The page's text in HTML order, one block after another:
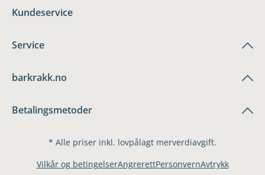
Kundeservice
Service
barkrakk.no
Betalingsmetoder
* Alle priser inkl. lovpålagt merverdiavgift.
Vilkår og betingelserAngrerettPersonvernAvtrykk